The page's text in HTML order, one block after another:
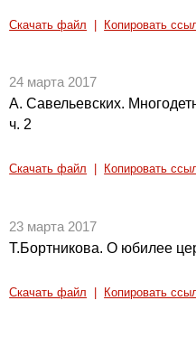
Скачать файл Копировать
24 марта 2017
А. Савельевских.
ч. 2
Скачать файл Копировать
23 марта 2017
Т.Бортникова. О юбилее
Скачать файл Копировать